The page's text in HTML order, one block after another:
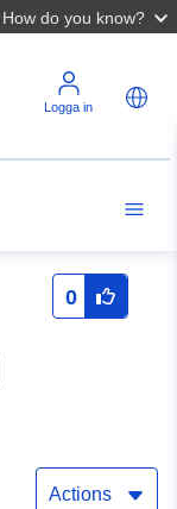
How do you know?
Logga in
0
Actions